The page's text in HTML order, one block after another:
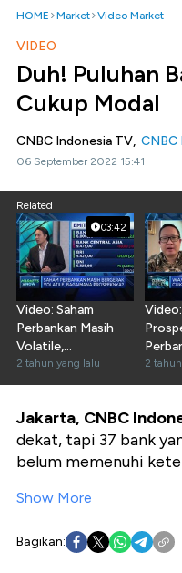
HOME Market Video Market
VIDEO
Duh! Puluhan
Cukup Modal
CNBC Indonesia TV, CNBC
06 September 2022 15:41
Related
03:42
Video: Saham
Perbankan Masih
Volatile,
Prospeknya
Gimana?
2 tahun yang lalu 2
Jakarta, CNBC
dekat, tapi 37 bank
belum memenuhi
Show More
Bagikan: